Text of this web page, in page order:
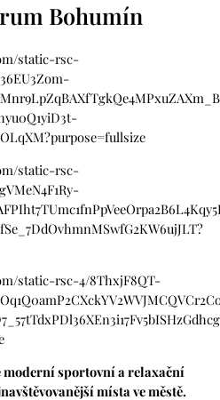
Bohumín
sportovní a relaxační
místa ve městě.